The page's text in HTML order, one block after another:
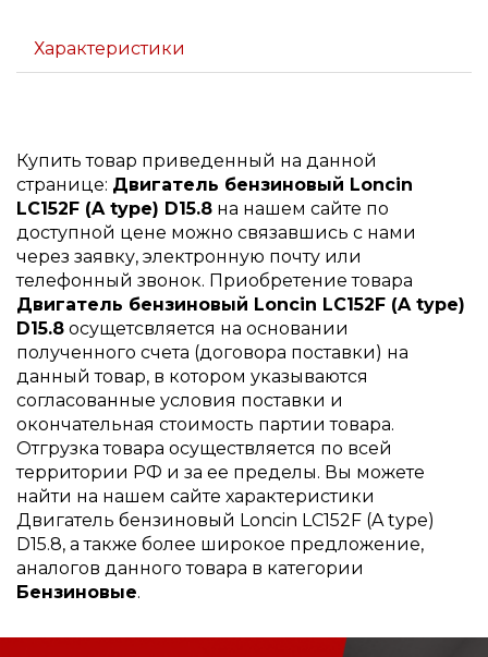
Характеристики
Купить товар приведенный на данной
странице: Двигатель бензиновый Loncin
LC152F (A type) D15.8 на нашем сайте по
доступной цене можно связавшись с нами
через заявку, электронную почту или
телефонный звонок. Приобретение товара
Двигатель бензиновый Loncin LC152F (A type)
D15.8 осущетсвляется на основании
полученного счета (договора поставки) на
данный товар, в котором указываются
согласованные условия поставки и
окончательная стоимость партии товара.
Отгрузка товара осуществляется по всей
территории РФ и за ее пределы. Вы можете
найти на нашем сайте характеристики
Двигатель бензиновый Loncin LC152F (A type)
D15.8, а также более широкое предложение,
аналогов данного товара в категории
Бензиновые.